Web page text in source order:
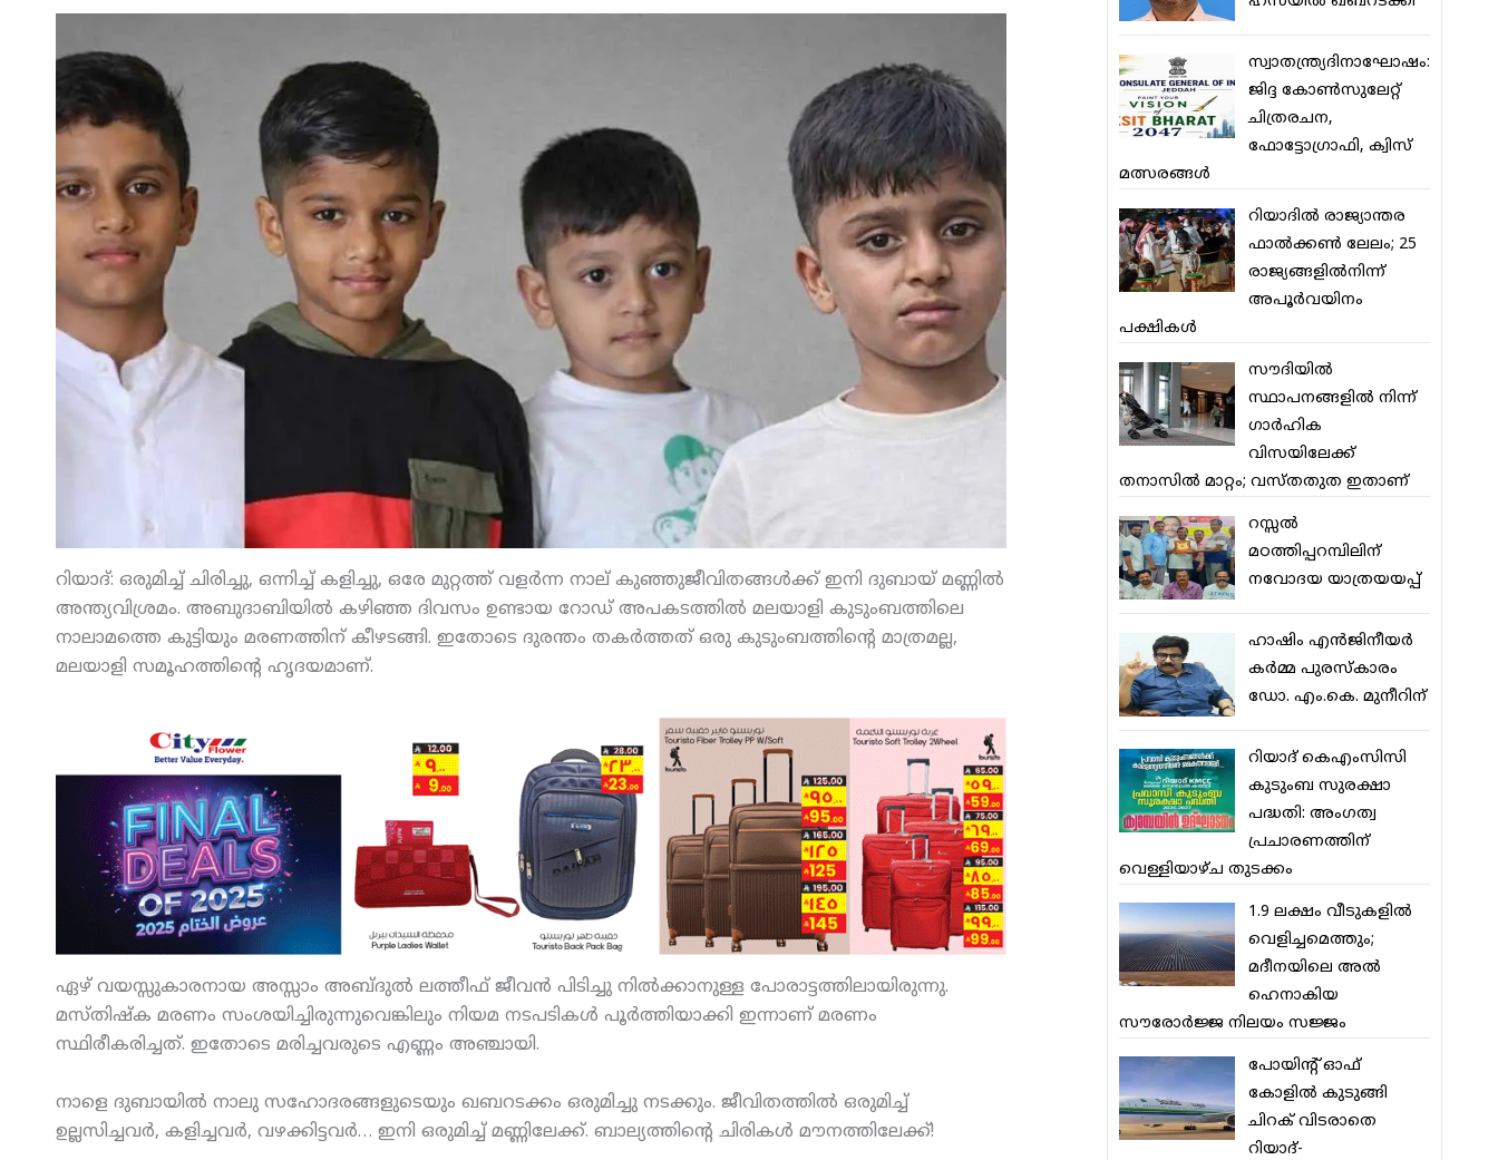
റിയാദ്: ഒരുമിച്ച് ചിരിച്ചു, ഒന്നിച്ച് കളിച്ചു, ഒരേ മുറ്റത്ത് വളര്‍ന്ന നാല് കുഞ്ഞുജീവിതങ്ങള്‍ക്ക് ഇനി ദുബായ് മണ്ണില്‍
അന്ത്യവിശ്രമം. അബുദാബിയില്‍ കഴിഞ്ഞ ദിവസം ഉണ്ടായ റോഡ് അപകടത്തില്‍ മലയാളി കുടുംബത്തിലെ
നാലാമത്തെ കുട്ടിയും മരണത്തിന് കീഴടങ്ങി. ഇതോടെ ദുരന്തം തകര്‍ത്തത് ഒരു കുടുംബത്തിന്റെ മാത്രമല്ല,
മലയാളി സമൂഹത്തിന്റെ ഹൃദയമാണ്.
ഏഴ് വയസ്സുകാരനായ അസ്സാം അബ്ദുല്‍ ലത്തീഫ് ജീവന്‍ പിടിച്ചു നില്‍ക്കാനുള്ള പോരാട്ടത്തിലായിരുന്നു.
മസ്തിഷ്‌ക മരണം സംശയിച്ചിരുന്നുവെങ്കിലും നിയമ നടപടികള്‍ പൂര്‍ത്തിയാക്കി ഇന്നാണ് മരണം
സ്ഥിരീകരിച്ചത്. ഇതോടെ മരിച്ചവരുടെ എണ്ണം അഞ്ചായി.
നാളെ ദുബായില്‍ നാലു സഹോദരങ്ങളുടെയും ഖബറടക്കം ഒരുമിച്ചു നടക്കും. ജീവിതത്തില്‍ ഒരുമിച്ച്
ഉല്ലസിച്ചവര്‍, കളിച്ചവര്‍, വഴക്കിട്ടവര്‍… ഇനി ഒരുമിച്ച് മണ്ണിലേക്ക്. ബാല്യത്തിന്റെ ചിരികള്‍ മൗനത്തിലേക്ക്!
സ്വാതന്ത്ര്യദിനാഘോഷം:
ജിദ്ദ കോണ്‍സുലേറ്റ്
ചിത്രരചന,
ഫോട്ടോഗ്രാഫി, ക്വിസ്
മത്സരങ്ങള്‍
റിയാദില്‍ രാജ്യാന്തര
ഫാല്‍ക്കണ്‍ ലേലം; 25
രാജ്യങ്ങളില്‍നിന്ന്
അപൂര്‍വയിനം
പക്ഷികള്‍
സൗദിയില്‍
സ്ഥാപനങ്ങളില്‍ നിന്ന്
ഗാര്‍ഹിക
വിസയിലേക്ക്
തനാസില്‍ മാറ്റം; വസ്തതുത ഇതാണ്
റസ്സല്‍
മഠത്തിപ്പറമ്പിലിന്
നവോദയ യാത്രയയപ്പ്
ഹാഷിം എന്‍ജിനീയര്‍
കര്‍മ്മ പുരസ്‌കാരം
ഡോ. എം.കെ. മുനീറിന്
റിയാദ് കെഎംസിസി
കുടുംബ സുരക്ഷാ
പദ്ധതി: അംഗത്വ
പ്രചാരണത്തിന്
വെള്ളിയാഴ്ച തുടക്കം
1.9 ലക്ഷം വീടുകളില്‍
വെളിച്ചമെത്തും;
മദീനയിലെ അല്‍
ഹെനാകിയ
സൗരോര്‍ജ്ജ നിലയം സജ്ജം
പോയിന്റ് ഓഫ്
കോളില്‍ കുടുങ്ങി
ചിറക് വിടരാതെ
റിയാദ്-